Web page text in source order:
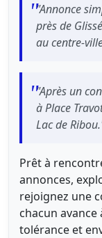
"Annonce
près de
au centre-
"Après un
à Place
Lac de
Prêt à
annonces,
rejoignez une
chacun avance
tolérance et